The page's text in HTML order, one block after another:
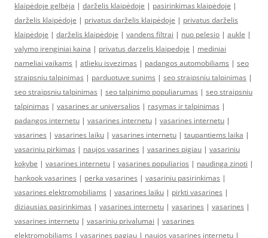
klaipėdoje gelbėja | darželis klaipėdoje | pasirinkimas klaipėdoje |
darželis klaipėdoje | privatus darželis klaipėdoje | privatus darželis
klaipėdoje | darželis klaipėdoje | vandens filtrai | nuo pelesio | aukle |
valymo irenginiai kaina | privatus darzelis klaipedoje | mediniai
nameliai vaikams | atlieku isvezimas | padangos automobiliams | seo
straipsniu talpinimas | parduotuve sunims | seo straipsniu talpinimas |
seo straipsniu talpinimas | seo talpinimo populiarumas | seo straipsniu
talpinimas | vasarines ar universalios | rasymas ir talpinimas |
padangos internetu | vasarines internetu | vasarines internetu |
vasarines | vasarines laiku | vasarines internetu | taupantiems laika |
vasariniu pirkimas | naujos vasarines | vasarines pigiau | vasariniu
kokybe | vasarines internetu | vasarines populiarios | naudinga zinoti |
hankook vasarines | perka vasarines | vasariniu pasirinkimas |
vasarines elektromobiliams | vasarines laiku | pirkti vasarines |
diziausias pasirinkimas | vasarines internetu | vasarines | vasarines |
vasarines internetu | vasariniu privalumai | vasarines
elektromobiliams | vasarines pagiau | naujos vasarines internetu |